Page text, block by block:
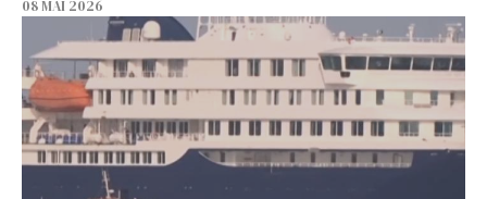
08 MAI 2026